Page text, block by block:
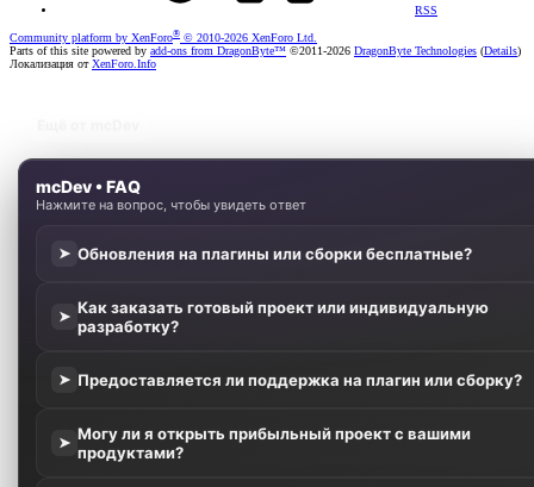
RSS
Community platform by XenForo® © 2010-2026 XenForo Ltd.
Parts of this site powered by add-ons from DragonByte™ ©2011-2026 DragonByte Technologies (Details)
Локализация отXenForo.Info
mcDev • FAQ
Нажмите на вопрос, чтобы увидеть ответ
➤ Обновления на плагины или сборки бесплатные?
➤ Как заказать готовый проект или индивидуальную
разработку?
➤ Предоставляется ли поддержка на плагин или сборку?
➤ Могу ли я открыть прибыльный проект с вашими
продуктами?